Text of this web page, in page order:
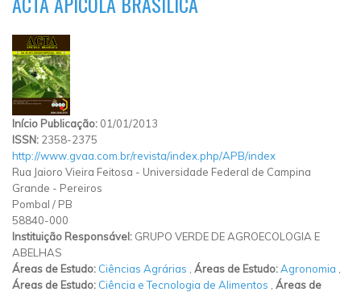
Início Publicação: 01/01/2013
ISSN: 2358-2375
http://www.gvaa.com.br/revista/index.php/APB/index
Rua Jaioro Vieira Feitosa - Universidade Federal de Campina
Grande - Pereiros
Pombal / PB
58840-000
Instituição Responsável: GRUPO VERDE DE AGROECOLOGIA E
ABELHAS
Áreas de Estudo: Ciências Agrárias Áreas de Estudo:Agronomia
Áreas de Estudo: Ciência e Tecnologia de Alimentos
Áreas de